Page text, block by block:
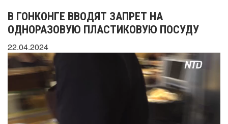
В ГОНКОНГЕ ВВОДЯТ ЗАПРЕТ НА
ОДНОРАЗОВУЮ ПЛАСТИКОВУЮ ПОСУДУ
22.04.2024